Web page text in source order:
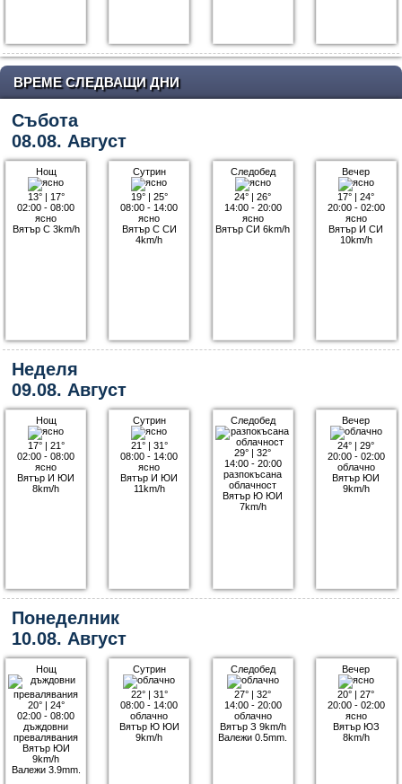
ВРЕМЕ СЛЕДВАЩИ ДНИ
Събота
08.08. Август
Нощ
13°| 17°
02:00 - 08:00
ясно
Вятър С 3km/h
Сутрин
19°| 25°
08:00 - 14:00
ясно
Вятър С СИ
4km/h
Следобед
24° |26°
14:00 - 20:00
ясно
Вятър СИ 6km/h
Вечер
17° |24°
20:00 - 02:00
ясно
Вятър И СИ
10km/h
Неделя
09.08. Август
Нощ
17°| 21°
02:00 - 08:00
ясно
Вятър И ЮИ
8km/h
Сутрин
21°| 31°
08:00 - 14:00
ясно
Вятър И ЮИ
11km/h
Следобед
29° |32°
14:00 - 20:00
разпокъсана
облачност
Вятър Ю ЮИ
7km/h
Вечер
24° |29°
20:00 - 02:00
облачно
Вятър ЮИ
9km/h
Понеделник
10.08. Август
Нощ
20°| 24°
02:00 - 08:00
дъждовни
превалявания
Вятър ЮИ
9km/h
Валежи 3.9mm.
Сутрин
22°| 31°
08:00 - 14:00
облачно
Вятър Ю ЮИ
9km/h
Следобед
27° |32°
14:00 - 20:00
облачно
Вятър З 9km/h
Валежи 0.5mm.
Вечер
20° |27°
20:00 - 02:00
ясно
Вятър ЮЗ
8km/h